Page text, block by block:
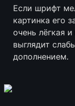
Если шрифт
картинка его
очень лёгкая
выглядит
дополнением.